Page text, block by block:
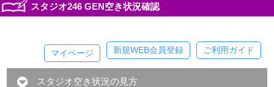
スタジオ246 GEN空き状況確認
ご利用ガイド
新規WEB会員登録
マイページ
スタジオ空き状況の見方